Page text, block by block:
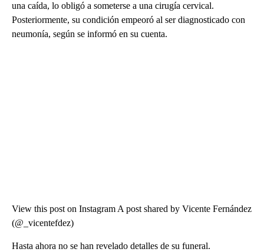
una caída, lo obligó a someterse a una cirugía cervical.
Posteriormente, su condición empeoró al ser diagnosticado con
neumonía, según se informó en su cuenta.
View this post on Instagram A post shared by Vicente Fernández
(@_vicentefdez)
Hasta ahora no se han revelado detalles de su funeral.